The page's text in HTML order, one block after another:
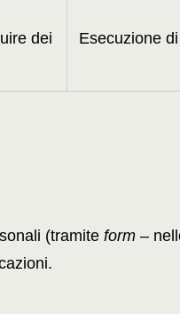
dei
Esecuzione
(tramite form –